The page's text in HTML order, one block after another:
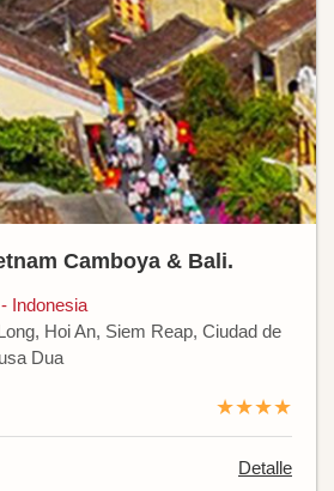
Camboya & Bali.
Indonesia
Hoi An, Siem Reap, Ciudad de
Dua
★★★★
Detalle